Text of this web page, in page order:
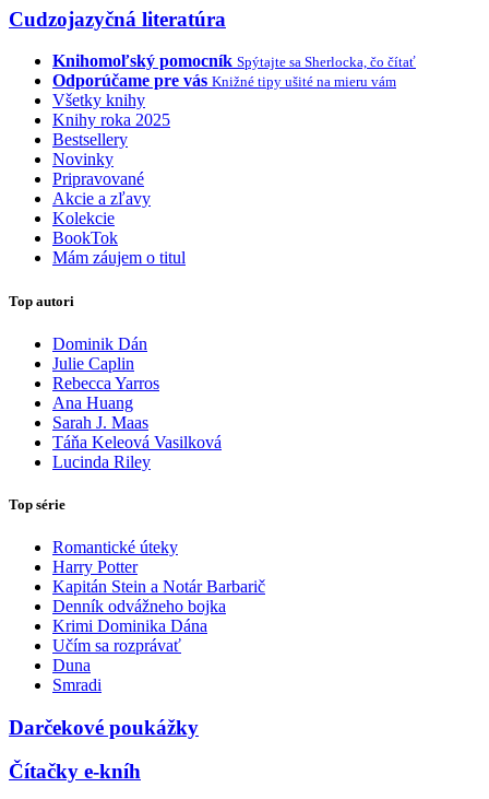
Cudzojazyčná literatúra
Knihomoľský pomocník Spýtajte sa Sherlocka, čo čítať
Odporúčame pre vás Knižné tipy ušité na mieru vám
Všetky knihy
Knihy roka 2025
Bestsellery
Novinky
Pripravované
Akcie a zľavy
Kolekcie
BookTok
Mám záujem o titul
Top autori
Dominik Dán
Julie Caplin
Rebecca Yarros
Ana Huang
Sarah J. Maas
Táňa Keleová Vasilková
Lucinda Riley
Top série
Romantické úteky
Harry Potter
Kapitán Stein a Notár Barbarič
Denník odvážneho bojka
Krimi Dominika Dána
Učím sa rozprávať
Duna
Smradi
Darčekové poukážky
Čítačky e-kníh